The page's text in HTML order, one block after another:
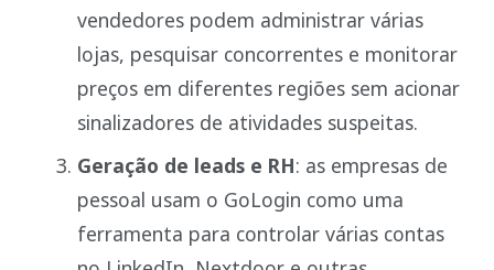
vendedores podem administrar várias
lojas, pesquisar concorrentes e monitorar
preços em diferentes regiões sem acionar
sinalizadores de atividades suspeitas.
Geração de leads e RH: as empresas de
pessoal usam o GoLogin como uma
ferramenta para controlar várias contas